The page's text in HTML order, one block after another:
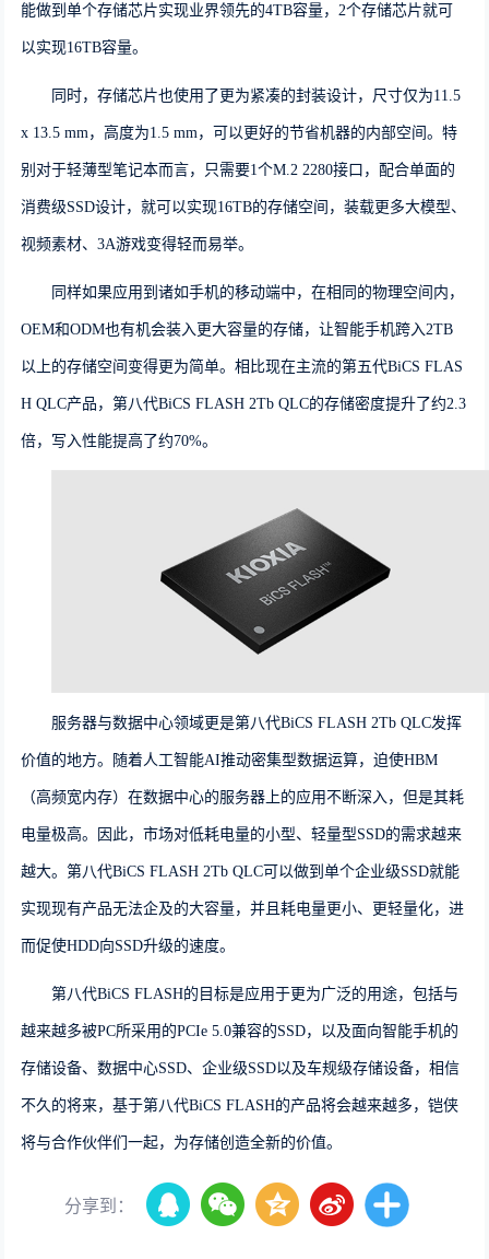
能做到单个存储芯片实现业界领先的4TB容量， 2个存储芯片就可
以实现16TB容量。
同时，存储芯片也使用了更为紧凑的封装设计，尺寸仅为11.5
x 13.5 mm，高度为1.5 mm ，可以更好的节省机器的内部空间。特
别对于轻薄型笔记本而言，只需要1个M.2 2280接口，配合单面的
消费级SSD设计，就可以实现16TB的存储空间，装载更多大模型、
视频素材、3A游戏变得轻而易举。
同样如果应用到诸如手机的移动端中，在相同的物理空间内，
OEM和ODM也有机会装入更大容量的存储，让智能手机跨入 2TB
以上的存储空间变得更为简单。相比现在主流的第五代BiCS FLAS
H QLC产品 ，第八代BiCS FLASH 2Tb QLC的存储密度提升了约2.3
倍， 写入性能提高了约70%。
服务器与数据中心领域更是第八代BiCS FLASH 2Tb QLC发挥
价值的地方。随着人工智能AI推动密集型数据运算，迫使HBM
（高频宽内存）在数据中心的服务器上的应用不断深入，但是其耗
电量极高。因此，市场对低耗电量的小型、轻量型SSD的需求越来
越大。第八代BiCS FLASH 2Tb QLC可以做到单个企业级SSD就能
实现现有产品无法企及的大容量，并且耗电量更小、更轻量化，进
而促使HDD向SSD升级的速度。
第八代BiCS FLASH的目标是应用于更为广泛的用途，包括与
越来越多被PC所采用的PCIe 5.0兼容的SSD， 以及面向智能手机的
存储设备、数据中心SSD、企业级SSD以及车规级存储设备，相信
不久的将来，基于第八代BiCS FLASH的产品将会越来越多，铠侠
将与合作伙伴们一起，为存储创造全新的价值。
分享到：